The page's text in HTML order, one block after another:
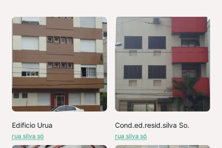
Edificio Urua
rua silva só
Cond.ed.resid.silva So.
rua silva só